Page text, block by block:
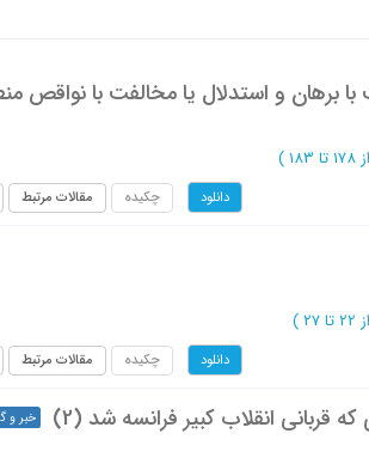
برهان و استدلال یا مخالفت با نواقص
از 178 تا 183 )
دانلود چکیده مقالات مرتبط
از 22 تا 27 )
دانلود چکیده مقالات مرتبط
قربانی انقلاب کبیر فرانسه شد (2) خبر و